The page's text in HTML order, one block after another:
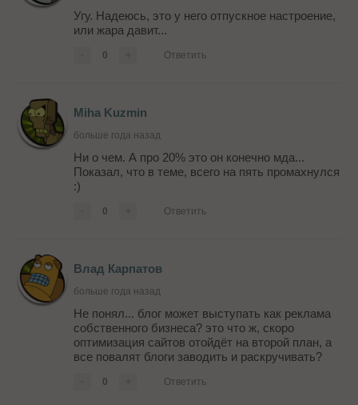
Угу. Надеюсь, это у него отпускное настроение,
или жара давит...
0 Ответить
Miha Kuzmin
больше года назад
Ни о чем. А про 20% это он конечно мда...
Показал, что в теме, всего на пять промахнулся
:)
0 Ответить
Влад Карпатов
больше года назад
Не понял... блог может выступать как реклама
собственного бизнеса? это что ж, скоро
оптимизация сайтов отойдёт на второй план, а
все повалят блоги заводить и раскручивать?
0 Ответить